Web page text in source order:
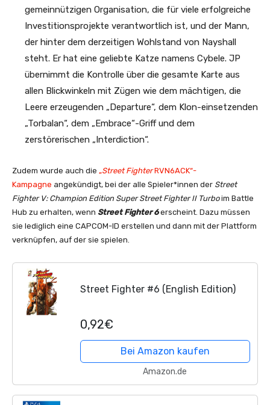
gemeinnützigen Organisation, die für viele erfolgreiche
Investitionsprojekte verantwortlich ist, und der Mann,
der hinter dem derzeitigen Wohlstand von Nayshall
steht. Er hat eine geliebte Katze namens Cybele. JP
übernimmt die Kontrolle über die gesamte Karte aus
allen Blickwinkeln mit Zügen wie dem mächtigen, die
Leere erzeugenden „Departure“, dem Klon-einsetzenden
„Torbalan“, dem „Embrace“-Griff und dem
zerstörerischen „Interdiction“.
Zudem wurde auch die „Street FighterRVN6ACK“-
Kampagne angekündigt, bei der alle Spieler*innen der Street
Fighter V: Champion Edition Super Street Fighter II Turboim Battle
Hub zu erhalten, wenn Street Fighter 6 erscheint. Dazu müssen
sie lediglich eine CAPCOM-ID erstellen und dann mit der Plattform
verknüpfen, auf der sie spielen.
Street Fighter #6 (English Edition)
0,92€
Bei Amazon kaufen
Amazon.de